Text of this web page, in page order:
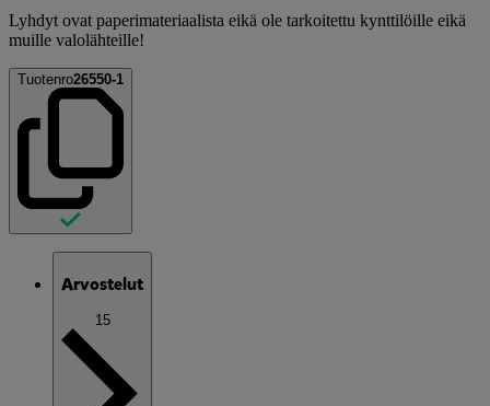
Lyhdyt ovat paperimateriaalista eikä ole tarkoitettu kynttilöille eikä
muille valolähteille!
Tuotenro26550-1
Arvostelut
15